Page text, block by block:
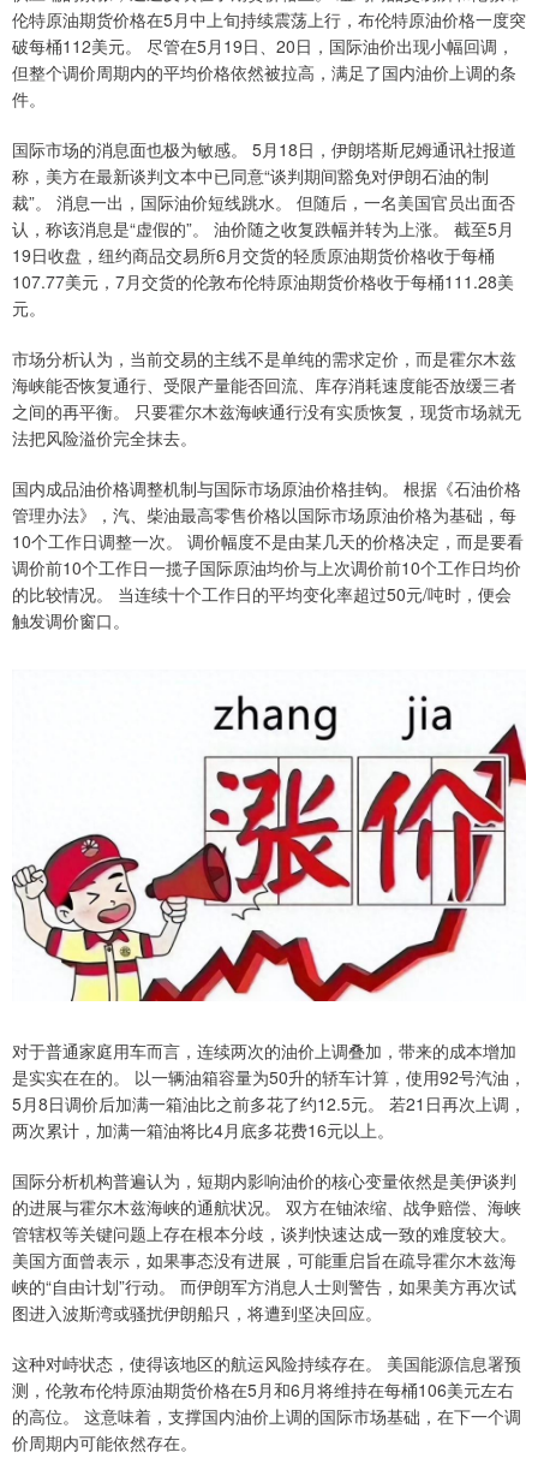
伦特原油期货价格在5月中上旬持续震荡上行，布伦特原油价格一度突
破每桶112美元。 尽管在5月19日、20日，国际油价出现小幅回调，
但整个调价周期内的平均价格依然被拉高，满足了国内油价上调的条
件。
国际市场的消息面也极为敏感。 5月18日，伊朗塔斯尼姆通讯社报道
称，美方在最新谈判文本中已同意“谈判期间豁免对伊朗石油的制
裁”。 消息一出，国际油价短线跳水。 但随后，一名美国官员出面否
认，称该消息是“虚假的”。 油价随之收复跌幅并转为上涨。 截至5月
19日收盘，纽约商品交易所6月交货的轻质原油期货价格收于每桶
107.77美元，7月交货的伦敦布伦特原油期货价格收于每桶111.28美
元。
市场分析认为，当前交易的主线不是单纯的需求定价，而是霍尔木兹
海峡能否恢复通行、受限产量能否回流、库存消耗速度能否放缓三者
之间的再平衡。 只要霍尔木兹海峡通行没有实质恢复，现货市场就无
法把风险溢价完全抹去。
国内成品油价格调整机制与国际市场原油价格挂钩。 根据《石油价格
管理办法》，汽、柴油最高零售价格以国际市场原油价格为基础，每
10个工作日调整一次。 调价幅度不是由某几天的价格决定，而是要看
调价前10个工作日一揽子国际原油均价与上次调价前10个工作日均价
的比较情况。 当连续十个工作日的平均变化率超过50元/吨时，便会
触发调价窗口。
对于普通家庭用车而言，连续两次的油价上调叠加，带来的成本增加
是实实在在的。 以一辆油箱容量为50升的轿车计算，使用92号汽油，
5月8日调价后加满一箱油比之前多花了约12.5元。 若21日再次上调，
两次累计，加满一箱油将比4月底多花费16元以上。
国际分析机构普遍认为，短期内影响油价的核心变量依然是美伊谈判
的进展与霍尔木兹海峡的通航状况。 双方在铀浓缩、战争赔偿、海峡
管辖权等关键问题上存在根本分歧，谈判快速达成一致的难度较大。
美国方面曾表示，如果事态没有进展，可能重启旨在疏导霍尔木兹海
峡的“自由计划”行动。 而伊朗军方消息人士则警告，如果美方再次试
图进入波斯湾或骚扰伊朗船只，将遭到坚决回应。
这种对峙状态，使得该地区的航运风险持续存在。 美国能源信息署预
测，伦敦布伦特原油期货价格在5月和6月将维持在每桶106美元左右
的高位。 这意味着，支撑国内油价上调的国际市场基础，在下一个调
价周期内可能依然存在。